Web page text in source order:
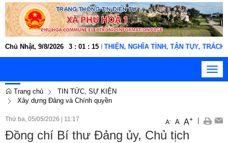
Chủ Nhật, 9/8/2026 3 : 01 : 16
Phú Hòa 1 "THÂN THIỆN, NGHĨA TÌNH, TẬN TỤY, TRÁCH NHIỆM,
Trang chủ
TIN TỨC, SỰ KIỆN
Xây dựng Đảng và Chính quyền
Thứ ba, 05/05/2026 11:17 A- A A+
Đồng chí Bí thư Đảng ủy, Chủ tịch